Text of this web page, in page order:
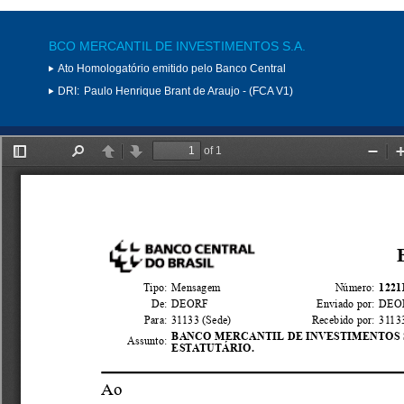
BCO MERCANTIL DE INVESTIMENTOS S.A.
Ato Homologatório emitido pelo Banco Central
DRI: Paulo Henrique Brant de Araujo - (FCA V1)